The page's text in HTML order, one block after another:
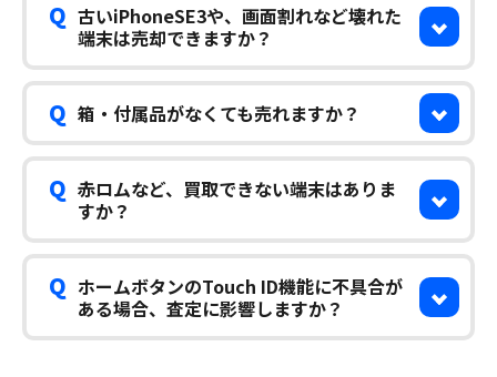
Q 古いiPhoneSE3や、画面割れなど壊れた
端末は売却できますか？
Q 箱・付属品がなくても売れますか？
Q 赤ロムなど、買取できない端末はありま
すか？
Q ホームボタンのTouch ID機能に不具合が
ある場合、査定に影響しますか？